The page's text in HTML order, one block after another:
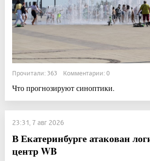
Прочитали: 363 Комментарии: 0
Что прогнозируют синоптики.
23:31, 7 авг 2026
В Екатеринбурге атакован
центр WB